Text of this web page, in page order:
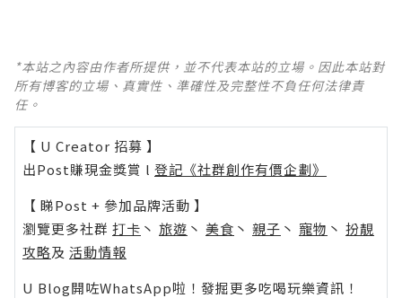
*本站之內容由作者所提供，並不代表本站的立場。因此本站對
所有博客的立場、真實性、準確性及完整性不負任何法律責
任。
【 U Creator 招募 】
出Post賺現金獎賞 l 登記《社群創作有價企劃》
【 睇Post + 參加品牌活動 】
瀏覽更多社群 打卡 丶 旅遊 丶 美食 丶 親子 丶 寵物 丶 扮靚
攻略及 活動情報
U Blog開咗WhatsApp啦！發掘更多吃喝玩樂資訊！